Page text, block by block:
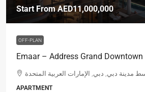
Start FromAED11,000,000
OFF-PLAN
Emaar – Address Grand Downtown
مدينة دبي, دبي, الإمارات العربية المتحدة
APARTMENT